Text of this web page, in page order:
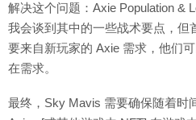
解决这个问题：Axie Population &
我会谈到其中的一些战术要点，但
要来自新玩家的 Axie 需求，他们
在需求。
最终，Sky Mavis 需要确保随着时